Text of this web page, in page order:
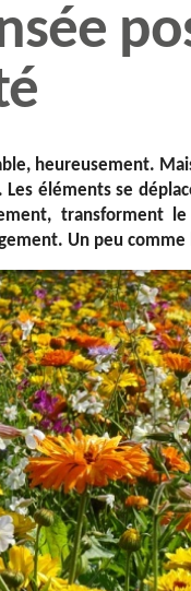
heureusement.
Les éléments se
transforment
Un peu